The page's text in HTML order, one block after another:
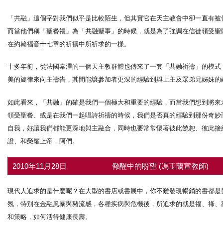
「共融」這個字對我們似乎是比較陌生，但其實它在天主教會中卻一直有
而當他們稱「聖餐禮」為「共融聖事」的時候，就是為了強調在信徒領受
在約翰福音十七章的祈禱中所祈求的一樣。
十多年前，從法國泰澤的一個天主教群體也傳來了一套「共融祈禱」的模
美的旋律來向主禱告，其間能讓參加者更深的經驗到與上主及眾弟兄姊妹的
如此看來，「共融」的確是我們一個極大和重要的經驗，而當我們想到將
領受聖餐、或是在我們一起唱詩祈禱的時候，我們是否真的經驗到那份奇
自我，好讓我們都能更深地與主融合，同時也要常常懷著彼此饒恕、彼此
證、和榮耀上帝，阿們。
2010年11月28日 儆醒中的盼望 (馮玉蘭宣教師)
現代人追求的是什麼呢？在大型的書店或書展中，你不難發現暢銷的書都
氛，特別在金融風暴與豬流感，各種疾病與危機後，所追求的就是福、祿
和策略，如何活得健康長壽。